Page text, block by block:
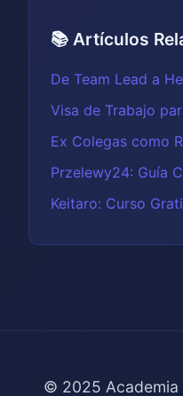
📚 Artículos
De Team Lead a
Visa de Trabajo
Ex Colegas como
Przelewy24: Guía
Keitaro: Curso
© 2025 Academia